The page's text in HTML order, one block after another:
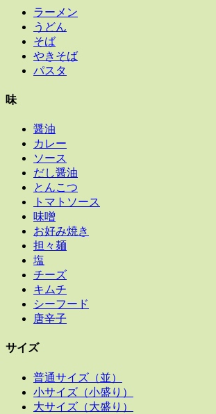
ラーメン
うどん
そば
やきそば
パスタ
味
醤油
カレー
ソース
だし醤油
とんこつ
トマトソース
味噌
お好み焼き
担々麺
塩
チーズ
キムチ
シーフード
唐辛子
サイズ
普通サイズ（並）
小サイズ（小盛り）
大サイズ（大盛り）